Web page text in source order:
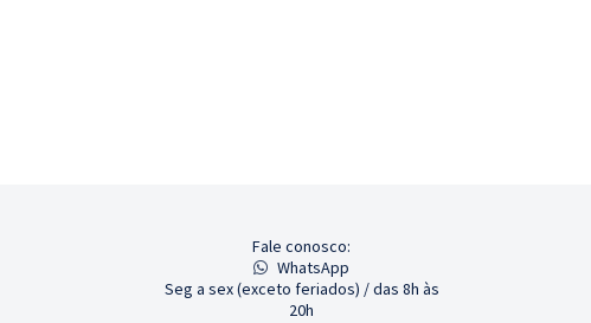
Fale conosco:
WhatsApp
Seg a sex (exceto feriados) / das 8h às
20h